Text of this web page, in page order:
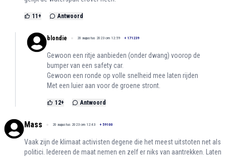
11 + Antwoord
blondie 20 augustus 2023 om 12:59 + 171239
Gewoon een ritje aanbieden (onder dwang) voorop de
bumper van een safety car.
Gewoon een ronde op volle snelheid mee laten rijden
Met een luier aan voor de groene stront.
12+ Antwoord
Mass 20 augustus 2023 om 12:43 + 59100
Vaak zijn de klimaat activisten degene die het meest uitstoten net als
politici. Iedereen de maat nemen en zelf er niks van aantrekken. Laten